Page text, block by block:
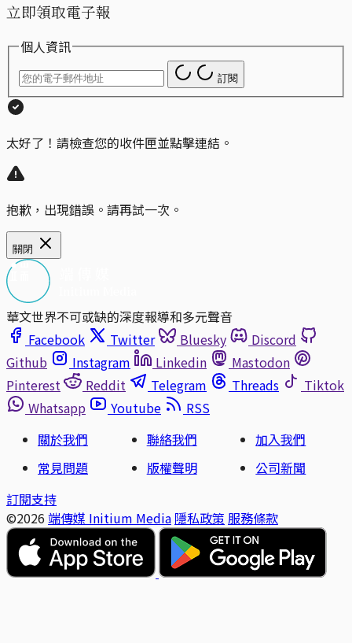
立即領取電子報
個人資訊
訂閱
太好了！請檢查您的收件匣並點擊連結。
抱歉，出現錯誤。請再試一次。
關閉
華文世界不可或缺的深度報導和多元聲音
Facebook
Twitter Bluesky
Discord
Github
Instagram Linkedin
Mastodon
Pinterest
Reddit Telegram Threads
Tiktok
Whatsapp
Youtube
RSS
關於我們
聯絡我們
加入我們
常見問題
版權聲明
公司新聞
訂閱支持
©2026 端傳媒 Initium Media 隱私政策 服務條款